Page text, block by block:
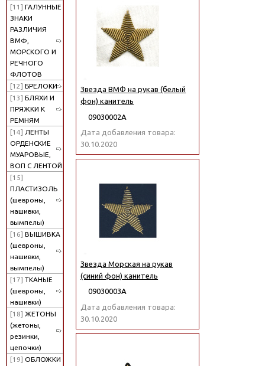
[11] ГАЛУННЫЕ
ЗНАКИ
РАЗЛИЧИЯ
ВМФ,
МОРСКОГО И
РЕЧНОГО
ФЛОТОВ
[12] БРЕЛОКИ
[13] БЛЯХИ И
ПРЯЖКИ К
РЕМНЯМ
[14] ЛЕНТЫ
ОРДЕНСКИЕ
МУАРОВЫЕ,
ВОП С ЛЕНТОЙ
[15]
ПЛАСТИЗОЛЬ
(шевроны,
нашивки,
вымпелы)
[16] ВЫШИВКА
(шевроны,
нашивки,
вымпелы)
[17] ТКАНЫЕ
(шевроны,
нашивки)
[18] ЖЕТОНЫ
(жетоны,
резинки,
цепочки)
[19] ОБЛОЖКИ
Звезда ВМФ на рукав (белый
фон) канитель
09030002А
Дата добавления товара:
30.10.2020
Звезда Морская на рукав
(синий фон) канитель
09030003А
Дата добавления товара:
30.10.2020